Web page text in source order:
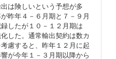
は険しいという予想が多
昨年４－６月期と７－９月
したが１０－１２月期は
した。通常輸出契約は数カ
慮すると、昨年１２月に起
が今年１－３月期以降から